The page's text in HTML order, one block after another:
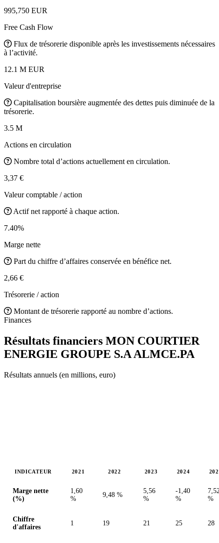
995,750 EUR
Free Cash Flow
Flux de trésorerie disponible après les investissements nécessaires
à l’activité.
12.1 M EUR
Valeur d'entreprise
Capitalisation boursière augmentée des dettes puis diminuée de la
trésorerie.
3.5 M
Actions en circulation
Nombre total d’actions actuellement en circulation.
3,37 €
Valeur comptable / action
Actif net rapporté à chaque action.
7.40%
Marge nette
Part du chiffre d’affaires conservée en bénéfice net.
2,66 €
Trésorerie / action
Montant de trésorerie rapporté au nombre d’actions.
Finances
Résultats financiers MON COURTIER
ENERGIE GROUPE S.A ALMCE.PA
Résultats annuels (en millions, euro)
INDICATEUR 2021 2022 2023 2024
Marge nette
(%)
1,60
%
9,48 %
5,56
%
-1,40
%
%
Chiffre
d'affaires
1 19 21 25 28